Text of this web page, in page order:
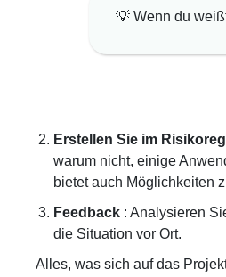
💡 Wenn du
Erstellen Sie im
warum nicht, einige
bietet auch Möglichkeiten
Feedback : Analysieren
die Situation vor Ort.
Alles, was sich auf das